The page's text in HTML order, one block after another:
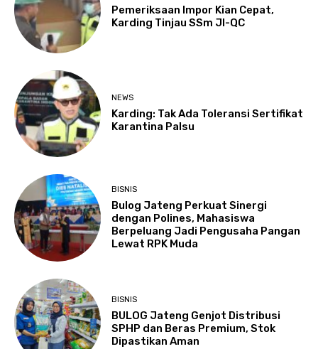
Pemeriksaan Impor Kian Cepat,
Karding Tinjau SSm JI-QC
NEWS
Karding: Tak Ada Toleransi Sertifikat
Karantina Palsu
BISNIS
Bulog Jateng Perkuat Sinergi
dengan Polines, Mahasiswa
Berpeluang Jadi Pengusaha Pangan
Lewat RPK Muda
BISNIS
BULOG Jateng Genjot Distribusi
SPHP dan Beras Premium, Stok
Dipastikan Aman